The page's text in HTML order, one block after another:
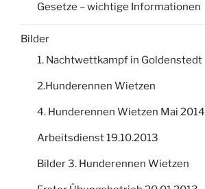
Gesetze – wichtige Informationen
Bilder
1. Nachtwettkampf in Goldenstedt
2.Hunderennen Wietzen
4. Hunderennen Wietzen Mai 2014
Arbeitsdienst 19.10.2013
Bilder 3. Hunderennen Wietzen